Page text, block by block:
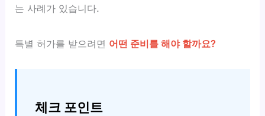
는 사례가 있습니다.
특별 허가를 받으려면 어떤 준비를 해야 할까요?
체크 포인트